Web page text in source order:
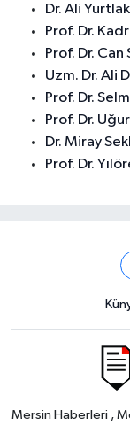
Dr. Ali Yurtlak
Prof. Dr.
Prof. Dr. Can
Uzm. Dr. Ali
Prof. Dr.
Prof. Dr.
Dr. Miray
Prof. Dr.
Mersin Haberleri ,